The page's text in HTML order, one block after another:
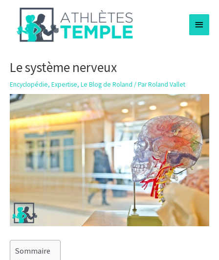
contenu
Menu
Le système nerveux
Encyclopédie, Expertise, Le Blog de Roland / ParRoland Vallet
Sommaire